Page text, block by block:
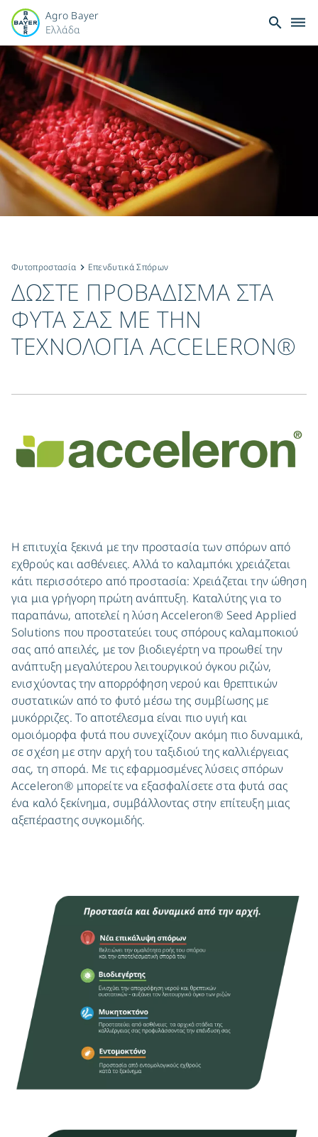
Agro Bayer
Ελλάδα
search dehaze
Φυτοπροστασία keyboard_arrow_right Επενδυτικά Σπόρων
ΔΩΣΤΕ ΠΡΟΒΑΔΙΣΜΑ ΣΤΑ
ΦΥΤΑ ΣΑΣ ΜΕ ΤΗΝ
ΤΕΧΝΟΛΟΓΙΑ ACCELERON®
Η επιτυχία ξεκινά με την προστασία των σπόρων από
εχθρούς και ασθένειες. Αλλά το καλαμπόκι χρειάζεται
κάτι περισσότερο από προστασία: Χρειάζεται την ώθηση
για μια γρήγορη πρώτη ανάπτυξη. Καταλύτης για το
παραπάνω, αποτελεί η λύση Acceleron® Seed Applied
Solutions που προστατεύει τους σπόρους καλαμποκιού
σας από απειλές, με τον βιοδιεγέρτη να προωθεί την
ανάπτυξη μεγαλύτερου λειτουργικού όγκου ριζών,
ενισχύοντας την απορρόφηση νερού και θρεπτικών
συστατικών από το φυτό μέσω της συμβίωσης με
μυκόρριζες. Το αποτέλεσμα είναι πιο υγιή και
ομοιόμορφα φυτά που συνεχίζουν ακόμη πιο δυναμικά,
σε σχέση με στην αρχή του ταξιδιού της καλλιέργειας
σας, τη σπορά. Με τις εφαρμοσμένες λύσεις σπόρων
Acceleron® μπορείτε να εξασφαλίσετε στα φυτά σας
ένα καλό ξεκίνημα, συμβάλλοντας στην επίτευξη μιας
αξεπέραστης συγκομιδής.